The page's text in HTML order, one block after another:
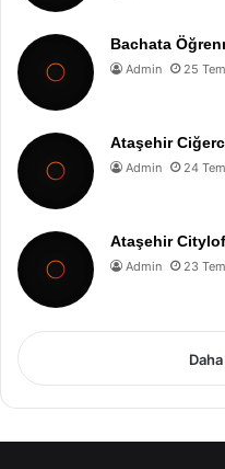
Bachata
Admin 25
Ataşehir
Admin 24
Ataşehir
Admin 23